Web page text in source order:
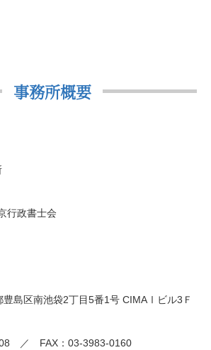
事務所概要
行政書士会
豊島区南池袋2丁目5番1号 CIMAⅠビル3Ｆ
／ FAX：03-3983-0160